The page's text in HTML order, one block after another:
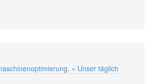
« Unser täglich